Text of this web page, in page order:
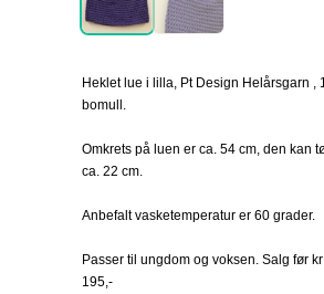
Heklet lue i lilla, Pt Design Helårsgarn ,
bomull.
Omkrets på luen er ca. 54 cm, den kan
ca. 22 cm.
Anbefalt vasketemperatur er 60 grader.
Passer til ungdom og voksen. Salg før
195,-